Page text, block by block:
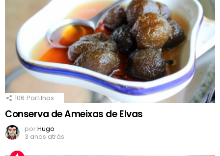
106 Partilhas
Conserva de Ameixas de Elvas
porHugo
3 anos atrás